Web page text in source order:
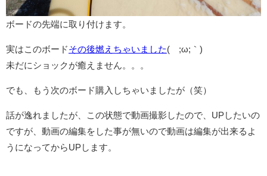
ボードの先端に取り付けます。
実はこのボード その後燃えちゃいました (´;ω;｀)
未だにショックが癒えません。。。
でも、もう次のボード購入しちゃいましたが（笑）
話が逸れましたが、この状態で動画撮影したので、UPしたいの
ですが、動画の編集をした事が無いので動画は編集が出来るよ
うになってからUPします。